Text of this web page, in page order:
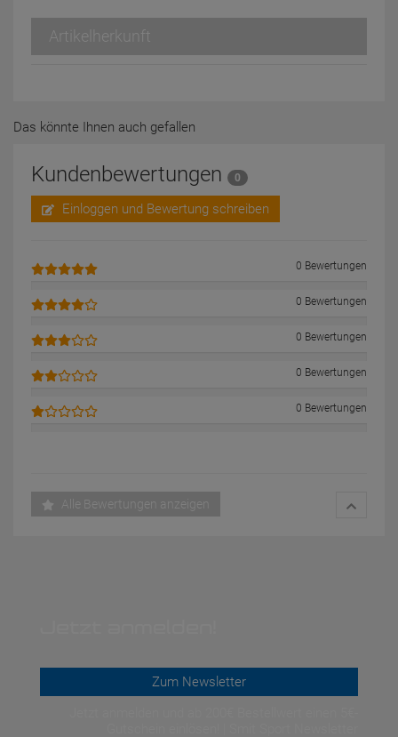
Artikelherkunft
Das könnte Ihnen auch gefallen
Kundenbewertungen 0
Einloggen und Bewertung schreiben
0 Bewertungen
0 Bewertungen
0 Bewertungen
0 Bewertungen
0 Bewertungen
Alle Bewertungen anzeigen
Zum Newsletter